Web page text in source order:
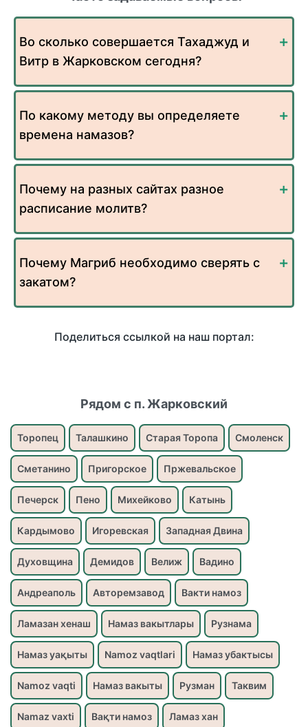
Во сколько совершается Тахаджуд и
Витр в Жарковском сегодня?
По какому методу вы определяете
времена намазов?
Почему на разных сайтах разное
расписание молитв?
Почему Магриб необходимо сверять с
закатом?
Поделиться ссылкой на наш портал:
Рядом с п. Жарковский
Торопец Талашкино Старая Торопа Смоленск
Сметанино Пригорское Пржевальское
Печерск Пено Михейково Катынь
Кардымово Игоревская Западная Двина
Духовщина Демидов Велиж Вадино
Андреаполь Авторемзавод Вакти намоз
Ламазан хенаш Намаз вакытлары Рузнама
Намаз уақыты Namoz vaqtlari Намаз убактысы
Namoz vaqti Намаз вакыты Рузман Таквим
Namaz vaxti Вақти намоз Ламаз хан